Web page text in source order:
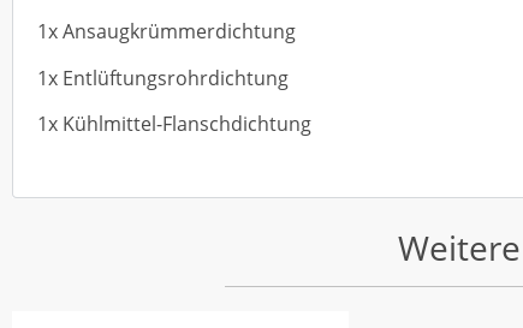
1x Ansaugkrümmerdichtung
1x Entlüftungsrohrdichtung
1x Kühlmittel-Flanschdichtung